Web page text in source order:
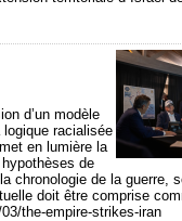
d’un modèle
racialisée
en lumière la
de
chronologie de la guerre,
doit être comprise
the-empire-strikes-iran